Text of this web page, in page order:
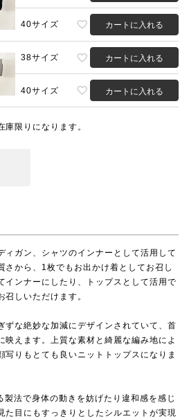
40サイズ カートに入れる
38サイズ カートに入れる
40サイズ カートに入れる
庫限りになります。
ィガン、シャツのインナーとして活用して
さから、1枚でもお出かけ着としてお召し
インナーにしたり、トップスとして活用で
召しいただけます。
ずな絶妙な加減にデザインされていて、首
映えます。上質な素材と綺麗な編み地によ
写りもとても良いニットトップスになりま
法で身体の動きを妨げたり違和感を感じ
た目にもすっきりとしたシルエットが実現